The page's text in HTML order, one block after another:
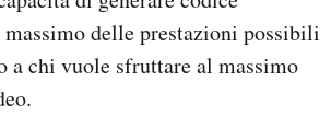
delle prestazioni possibili
a chi vuole sfruttare al massimo